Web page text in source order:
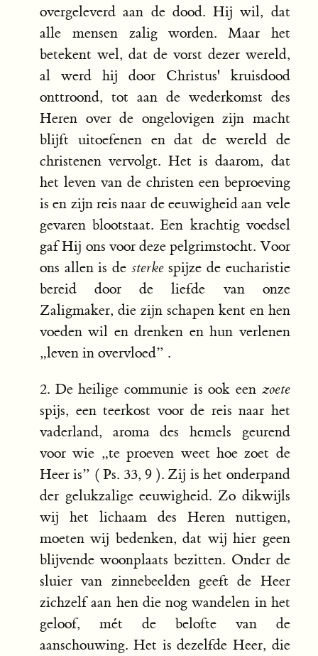
overgeleverd aan de dood. Hij wil, dat
alle mensen zalig worden. Maar het
betekent wel, dat de vorst dezer wereld,
al werd hij door Christus' kruisdood
onttroond, tot aan de wederkomst des
Heren over de ongelovigen zijn macht
blijft uitoefenen en dat de wereld de
christenen vervolgt. Het is daarom, dat
het leven van de christen een beproeving
is en zijn reis naar de eeuwigheid aan vele
gevaren blootstaat. Een krachtig voedsel
gaf Hij ons voor deze pelgrimstocht. Voor
ons allen is de sterkespijze de eucharistie
bereid door de liefde van onze
Zaligmaker, die zijn schapen kent en hen
voeden wil en drenken en hun verlenen
„leven in overvloed” .
2. De heilige communie is ook een zoete
spijs, een teerkost voor de reis naar het
vaderland, aroma des hemels geurend
voor wie „te proeven weet hoe zoet de
Heer is” ( Ps. 33, 9 ). Zij is het onderpand
der gelukzalige eeuwigheid. Zo dikwijls
wij het lichaam des Heren nuttigen,
moeten wij bedenken, dat wij hier geen
blijvende woonplaats bezitten. Onder de
sluier van zinnebeelden geeft de Heer
zichzelf aan hen die nog wandelen in het
geloof, mét de belofte van de
aanschouwing. Het is dezelfde Heer, die